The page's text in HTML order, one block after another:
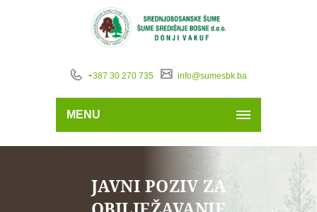
+387 30 270 735 info@sumesbk.ba
MENU
JAVNI POZIV ZA